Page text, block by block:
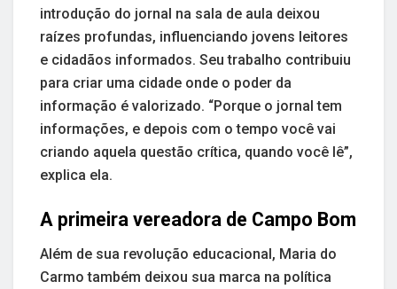
introdução do jornal na sala de aula deixou
raízes profundas, influenciando jovens leitores
e cidadãos informados. Seu trabalho contribuiu
para criar uma cidade onde o poder da
informação é valorizado. “Porque o jornal tem
informações, e depois com o tempo você vai
criando aquela questão crítica, quando você lê”,
explica ela.
A primeira vereadora de Campo Bom
Além de sua revolução educacional, Maria do
Carmo também deixou sua marca na política